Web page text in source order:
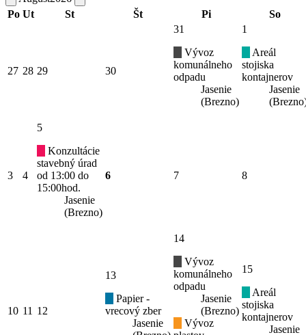
Po Ut St Št Pi So
27 28 29 30
31
Vývoz
komunálneho
odpadu
Jasenie
(Brezno)
1
Areál
stojiska
kontajnerov
Jasenie
3 4
5
Konzultácie
stavebný úrad
od 13:00 do
15:00hod.
Jasenie
(Brezno)
6 7 8
10 11 12
13
Papier -
vrecový zber
Jasenie
14
Vývoz
komunálneho
odpadu
Jasenie
(Brezno)
Vývoz
15
Areál
stojiska
kontajnerov
Jasenie